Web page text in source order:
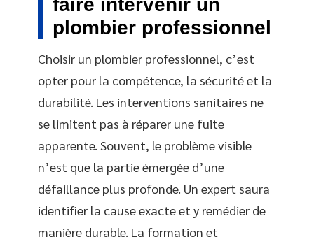
faire intervenir un
plombier professionnel
Choisir un plombier professionnel, c’est
opter pour la compétence, la sécurité et la
durabilité. Les interventions sanitaires ne
se limitent pas à réparer une fuite
apparente. Souvent, le problème visible
n’est que la partie émergée d’une
défaillance plus profonde. Un expert saura
identifier la cause exacte et y remédier de
manière durable. La formation et